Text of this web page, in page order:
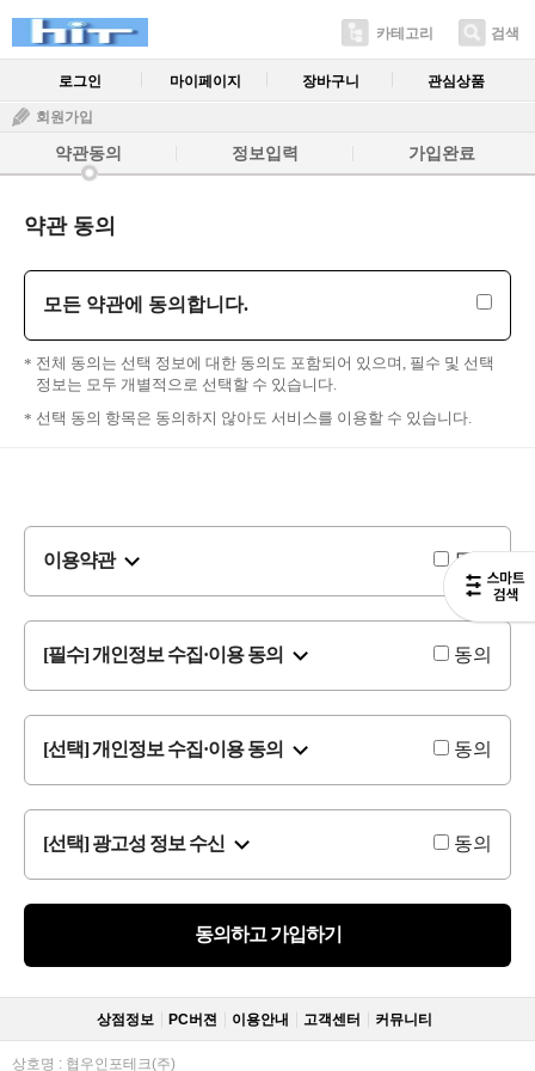
카테고리 검색
로그인 마이페이지 장바구니 관심상품
회원가입
약관동의 정보입력 가입완료
약관 동의
모든 약관에 동의합니다.
전체 동의는 선택 정보에 대한 동의도 포함되어 있으며, 필수 및 선택
정보는 모두 개별적으로 선택할 수 있습니다.
선택 동의 항목은 동의하지 않아도 서비스를 이용할 수 있습니다.
이용약관 동의
[필수] 개인정보 수집·이용 동의 동의
[선택] 개인정보 수집·이용 동의 동의
[선택] 광고성 정보 수신 동의
동의하고 가입하기
상점정보 PC버젼 이용안내 고객센터 커뮤니티
상호명 : 협우인포테크(주)